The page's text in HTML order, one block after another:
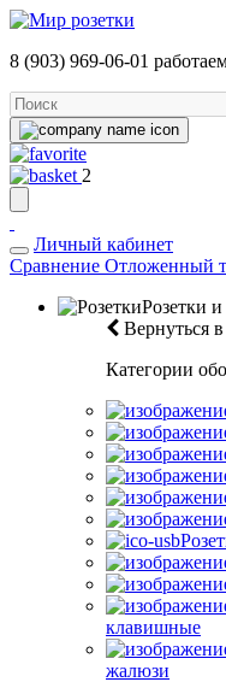
8 (903) 969-06-01
2
Личный кабинет
Сравнение Отложенный
Розетки
Вернуться
Категории
клавишные
жалюзи